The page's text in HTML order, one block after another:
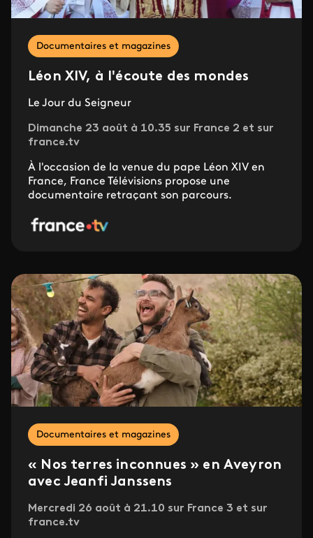
Documentaires et magazines
Léon XIV, à l'écoute des mondes
Le Jour du Seigneur
Dimanche 23 août à 10.35 sur France 2 et sur
france.tv
À l'occasion de la venue du pape Léon XIV en
France, France Télévisions propose une
documentaire retraçant son parcours.
Documentaires et magazines
« Nos terres inconnues » en Aveyron
avec Jeanfi Janssens
Mercredi 26 août à 21.10 sur France 3 et sur
france.tv